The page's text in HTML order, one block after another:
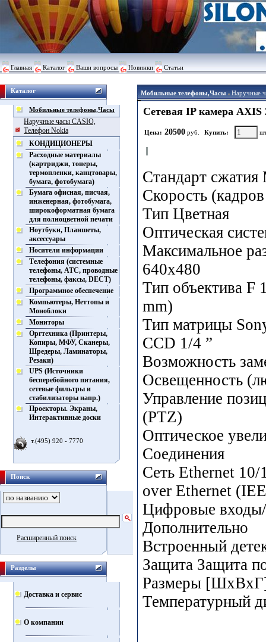
Главная Каталог Ваши вопросы Новинки Статьи
Каталог
Мобильные телефоны,Часы
Наручные часы CASIO,
Телефон Nokia
КОНДИЦИОНЕРЫ
Расходные материалы
(картриджи, тонеры,
термопленки, канцтовары,
бумага, фотобумага)
Бумага офисная, писчая,
инженерная, фотобумага,
широкоформатная бумага
для полноцветной печати
Ноутбуки, Планшеты,
аксессуары
Носители информации
Телефония (системные
телефоны, АТС, проводные
телефоны, факсы, DECT)
Программное обеспечение
Компьютеры, Неттопы и
Моноблоки
Мониторы
Оргтехника (Принтеры,
Копиры, МФУ, Сканеры,
Шредеры, Ламинаторы,
Резаки)
UPS (Источники
бесперебойного питания,
сетевые фильтры и
стабилизаторы напр.)
Проекторы. Экраны,
Интерактивные доски
т.(495) 920 - 7770
Поиск
Расширенный поиск
Разделы
Доставка и сервис
О компании
Мобильные телефоны,Часы Наручные
Сетевая IP камера AXIS
Цена: 20500 руб. Купить:
Стандарт
Скорость
Тип Цветная
Оптическая
Максимальное
640х480
Тип объектива F
mm)
Тип матрицы
CCD 1/4 ”
Возможность
Освещенность
Управление
(PTZ)
Оптическое
Соединения
Сеть Ethernet
over Ethernet
Цифровые
Дополнительно
Встроенный
Защита Защита
Размеры
Температурный